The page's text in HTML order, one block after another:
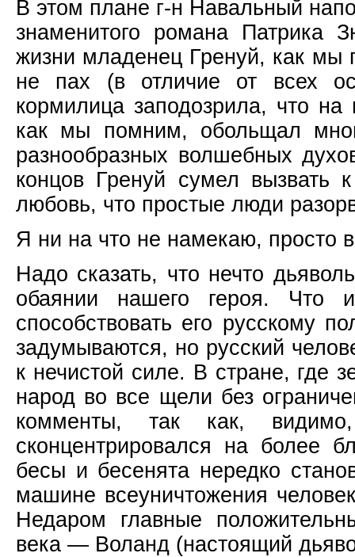
В этом плане г-н Навальный
знаменитого романа Патрика
жизни младенец Гренуй, как
не пах (в отличие от всех
кормилица заподозрила, что
как мы помним, обольщал
разнообразных волшебных
концов Гренуй сумел вызвать
любовь, что простые люди
Я ни на что не намекаю, просто
Надо сказать, что нечто
обаянии нашего героя. Что
способствовать его русскому
задумываются, но русский
к нечистой силе. В стране, где
народ во все щели без
комменты, так как,
сконцентрировался на более
бесы и бесенята нередко
машине всеуничтожения
Недаром главные
века — Воланд (настоящий